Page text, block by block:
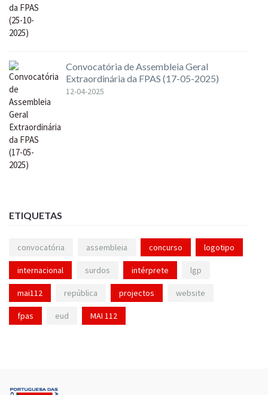
Convocatória de Assembleia Geral
Extraordinária da FPAS (17-05-2025)
12-04-2025
ETIQUETAS
convocatória assembleia concurso logotipo
internacional surdos intérprete lgp
mai112 república projectos website
fpas eud MAI 112